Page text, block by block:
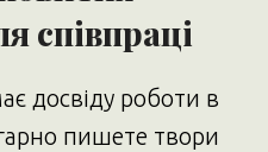
співпраці
досвіду роботи в
пишете твори